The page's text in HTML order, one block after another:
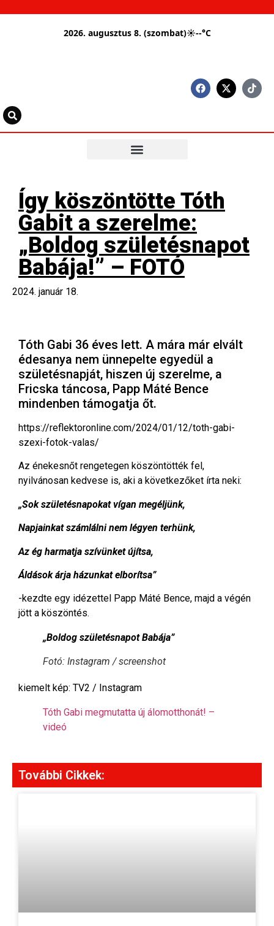
2026. augusztus 8. (szombat)☀--°C
Így köszöntötte Tóth
Gabit a szerelme:
„Boldog születésnapot
Babája!” – FOTÓ
2024. január 18.
Tóth Gabi 36 éves lett. A mára már elvált
édesanya nem ünnepelte egyedül a
születésnapját, hiszen új szerelme, a
Fricska táncosa, Papp Máté Bence
mindenben támogatja őt.
https://reflektoronline.com/2024/01/12/toth-gabi-
szexi-fotok-valas/
Az énekesnőt rengetegen köszöntötték fel,
nyilvánosan kedvese is, aki a következőket írta neki:
„Sok születésnapokat vígan megéljünk,
Napjainkat számlálni nem légyen terhünk,
Az ég harmatja szívünket újítsa,
Áldások árja házunkat elborítsa”
-kezdte egy idézettel Papp Máté Bence, majd a végén
jött a köszöntés.
„Boldog születésnapot Babája”
Fotó: Instagram / screenshot
kiemelt kép: TV2 / Instagram
Tóth Gabi megmutatta új álomotthonát! –
videó
További Cikkek: